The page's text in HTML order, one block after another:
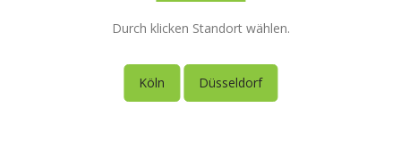
Durch klicken Standort wählen.
Köln Düsseldorf